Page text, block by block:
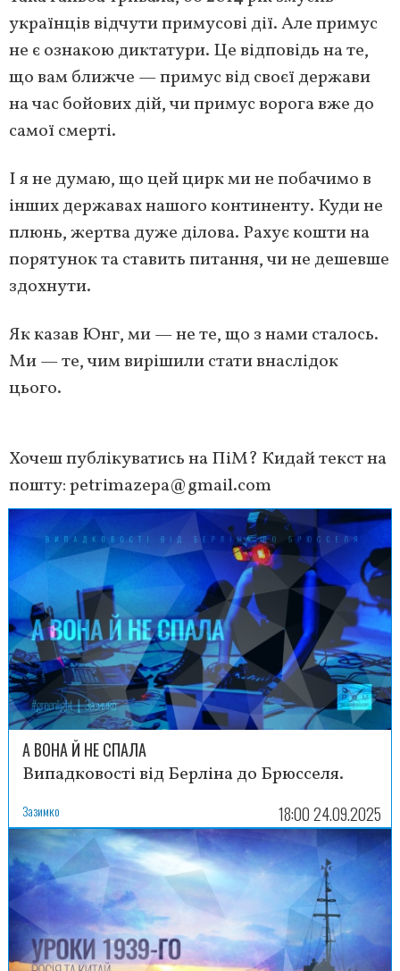
українців відчути примусові дії. Але примус
не є ознакою диктатури. Це відповідь на те,
що вам ближче — примус від своєї держави
на час бойових дій, чи примус ворога вже до
самої смерті.
І я не думаю, що цей цирк ми не побачимо в
інших державах нашого континенту. Куди не
плюнь, жертва дуже ділова. Рахує кошти на
порятунок та ставить питання, чи не дешевше
здохнути.
Як казав Юнг, ми — не те, що з нами сталось.
Ми — те, чим вирішили стати внаслідок
цього.
Хочеш публікуватись на ПіМ? Кидай текст на
пошту:petrimazepa@gmail.com
А ВОНА Й НЕ СПАЛА
Випадковості від Берліна до Брюсселя.
Зазимко 18:00 24.09.2025